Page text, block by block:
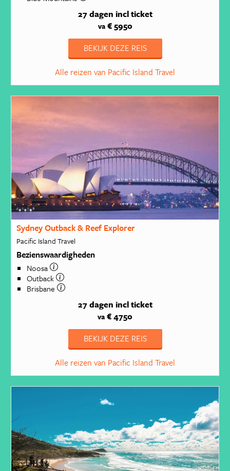
27 dagen incl ticket
va€ 5950
BEKIJK DEZE REIS
Alle reizen van Pacific Island Travel
Sydney Outback & Reef Explorer
Pacific Island Travel
Bezienswaardigheden
Noosa
Outback
Brisbane
27 dagen incl ticket
va € 4750
BEKIJK DEZE REIS
Alle reizen van Pacific Island Travel